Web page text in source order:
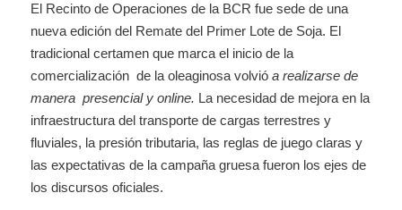
El Recinto de Operaciones de la BCR fue sede de una
nueva edición del Remate del Primer Lote de Soja. El
tradicional certamen que marca el inicio de la
comercialización de la oleaginosa volvióa realizarse de
manera presencial y online. La necesidad de mejora en la
infraestructura del transporte de cargas terrestres y
fluviales, la presión tributaria, las reglas de juego claras y
las expectativas de la campaña gruesa fueron los ejes de
los discursos oficiales.